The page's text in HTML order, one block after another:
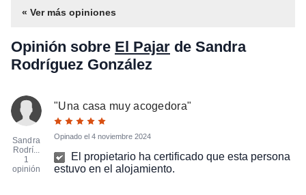
« Ver más opiniones
Opinión sobre El Pajar de Sandra
Rodríguez González
Sandra
Rodrí...
1
opinión
"Una casa muy acogedora"
Opinado el 4 noviembre 2024
El propietario ha certificado que esta persona
estuvo en el alojamiento.